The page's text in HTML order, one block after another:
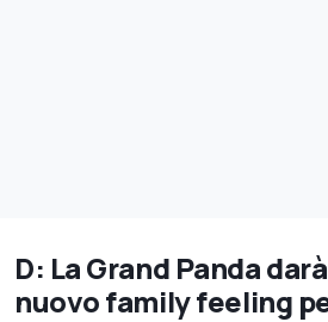
D: La Grand Panda
nuovo family feeling